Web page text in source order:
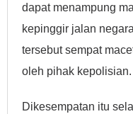
dapat menampung
kepinggir jalan
tersebut sempat
oleh pihak kepolisian.
Dikesempatan itu